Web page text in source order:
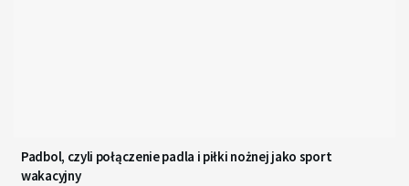
Padbol, czyli połączenie padla i piłki nożnej jako sport
wakacyjny